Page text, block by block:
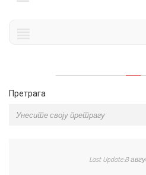
Претрага
Last Update:8